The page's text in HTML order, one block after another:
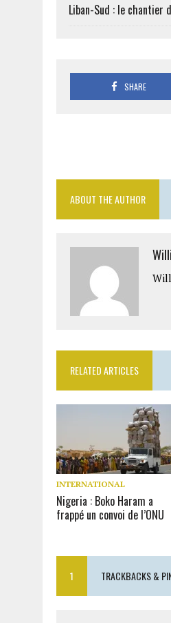
Liban-Sud : le chantier
SHARE
ABOUT THE AUTHOR
RELATED ARTICLES
INTERNATIONAL
Nigeria : Boko Haram a
frappé un convoi de l’ONU
1 TRACKBACKS &